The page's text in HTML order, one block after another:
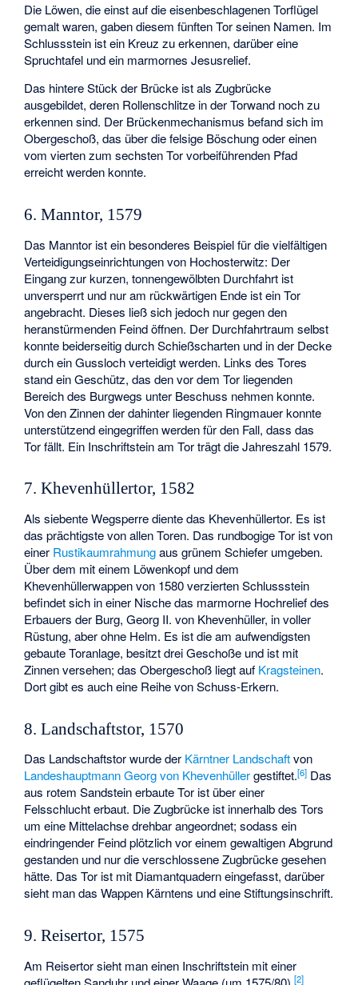
Die Löwen, die einst auf die eisenbeschlagenen Torflügel
gemalt waren, gaben diesem fünften Tor seinen Namen. Im
Schlussstein ist ein Kreuz zu erkennen, darüber eine
Spruchtafel und ein marmornes Jesusrelief.
Das hintere Stück der Brücke ist als Zugbrücke
ausgebildet, deren Rollenschlitze in der Torwand noch zu
erkennen sind. Der Brückenmechanismus befand sich im
Obergeschoß, das über die felsige Böschung oder einen
vom vierten zum sechsten Tor vorbeiführenden Pfad
erreicht werden konnte.
6. Manntor, 1579
Das Manntor ist ein besonderes Beispiel für die vielfältigen
Verteidigungseinrichtungen von Hochosterwitz: Der
Eingang zur kurzen, tonnengewölbten Durchfahrt ist
unversperrt und nur am rückwärtigen Ende ist ein Tor
angebracht. Dieses ließ sich jedoch nur gegen den
heranstürmenden Feind öffnen. Der Durchfahrtraum selbst
konnte beiderseitig durch Schießscharten und in der Decke
durch ein Gussloch verteidigt werden. Links des Tores
stand ein Geschütz, das den vor dem Tor liegenden
Bereich des Burgwegs unter Beschuss nehmen konnte.
Von den Zinnen der dahinter liegenden Ringmauer konnte
unterstützend eingegriffen werden für den Fall, dass das
Tor fällt. Ein Inschriftstein am Tor trägt die Jahreszahl 1579.
7. Khevenhüllertor, 1582
Als siebente Wegsperre diente das Khevenhüllertor. Es ist
das prächtigste von allen Toren. Das rundbogige Tor ist von
einer Rustikaumrahmungaus grünem Schiefer umgeben.
Über dem mit einem Löwenkopf und dem
Khevenhüllerwappen von 1580 verzierten Schlussstein
befindet sich in einer Nische das marmorne Hochrelief des
Erbauers der Burg, Georg II. von Khevenhüller, in voller
Rüstung, aber ohne Helm. Es ist die am aufwendigsten
gebaute Toranlage, besitzt drei Geschoße und ist mit
Zinnen versehen; das Obergeschoß liegt auf Kragsteinen.
Dort gibt es auch eine Reihe von Schuss-Erkern.
8. Landschaftstor, 1570
Das Landschaftstor wurde der Kärntner Landschaftvon
Landeshauptmann Georg von Khevenhüllergestiftet.[6] Das
aus rotem Sandstein erbaute Tor ist über einer
Felsschlucht erbaut. Die Zugbrücke ist innerhalb des Tors
um eine Mittelachse drehbar angeordnet; sodass ein
eindringender Feind plötzlich vor einem gewaltigen Abgrund
gestanden und nur die verschlossene Zugbrücke gesehen
hätte. Das Tor ist mit Diamantquadern eingefasst, darüber
sieht man das Wappen Kärntens und eine Stiftungsinschrift.
9. Reisertor, 1575
Am Reisertor sieht man einen Inschriftstein mit einer
[2]